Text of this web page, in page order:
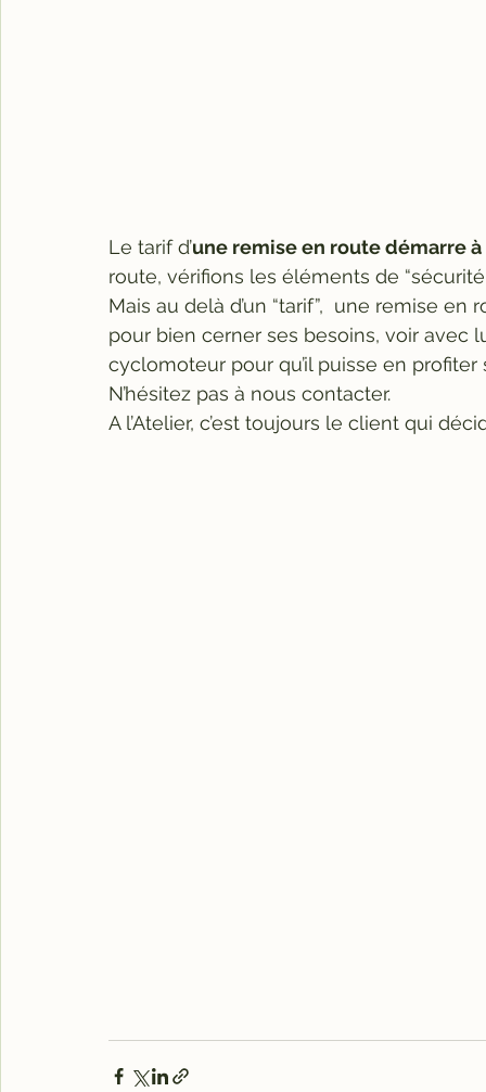
Le tarif d’une remise en route démarre à
route, vérifions les éléments de
Mais au delà d’un “tarif”,  une remise
pour bien cerner ses besoins, voir avec
cyclomoteur pour qu’il puisse en
N’hésitez pas à nous contacter.
A l’Atelier, c’est toujours le client qui